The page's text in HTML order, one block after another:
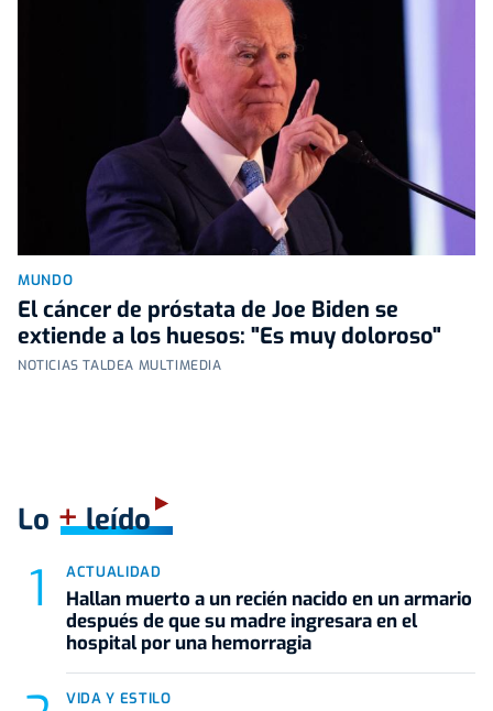
MUNDO
El cáncer de próstata de Joe Biden se
extiende a los huesos: "Es muy doloroso"
NOTICIAS TALDEA MULTIMEDIA
Lo +leído
ACTUALIDAD
Hallan muerto a un recién nacido en un armario
después de que su madre ingresara en el
hospital por una hemorragia
VIDA Y ESTILO